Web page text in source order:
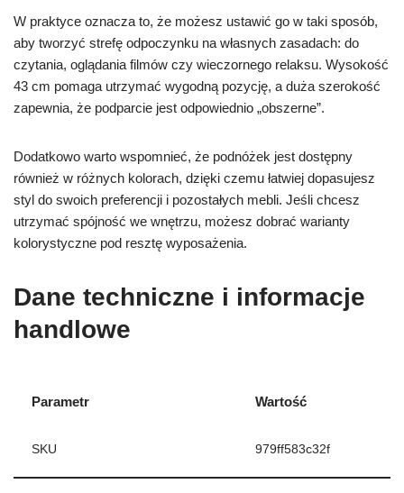
W praktyce oznacza to, że możesz ustawić go w taki sposób,
aby tworzyć strefę odpoczynku na własnych zasadach: do
czytania, oglądania filmów czy wieczornego relaksu. Wysokość
43 cm pomaga utrzymać wygodną pozycję, a duża szerokość
zapewnia, że podparcie jest odpowiednio „obszerne”.
Dodatkowo warto wspomnieć, że podnóżek jest dostępny
również w różnych kolorach, dzięki czemu łatwiej dopasujesz
styl do swoich preferencji i pozostałych mebli. Jeśli chcesz
utrzymać spójność we wnętrzu, możesz dobrać warianty
kolorystyczne pod resztę wyposażenia.
Dane techniczne i informacje
handlowe
Parametr Wartość
SKU 979ff583c32f